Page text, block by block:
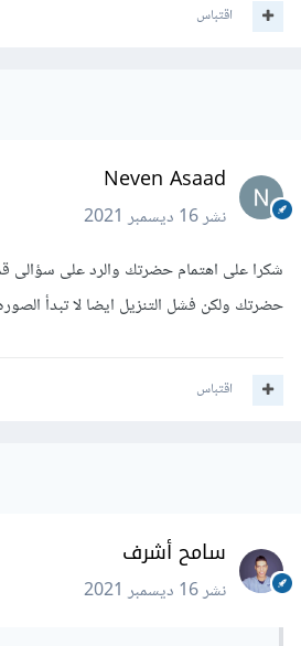
اقتباس
Neven Asaad
نشر16 ديسمبر 2021
شكرا على اهتمام حضرتك والرد على سؤالى
حضرتك ولكن فشل التنزيل ايضا لا تبدأ
اقتباس
سامح أشرف
نشر16 ديسمبر 2021